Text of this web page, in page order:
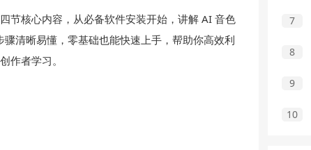
节核心内容，从必备软件安装开始，讲解 AI 音色
清晰易懂，零基础也能快速上手，帮助你高效利
作者学习。
7
8
9
10